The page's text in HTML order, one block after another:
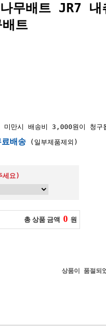
무배트 JR7 내
트
만시 배송비 3,000원이 청구
배송 (일부제품제외)
세요)
총 상품 금액 0 원
상품이 품절되